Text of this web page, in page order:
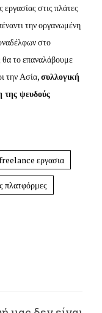
στις πλάτες
την οργανωμένη
στο
θα το επαναλάβουμε
την Ασία,συλλογική
της ψευδούς
εργασια
πλατφόρμες